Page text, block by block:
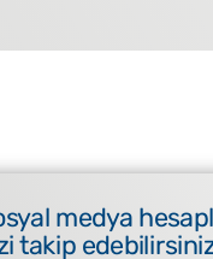
medya
takip